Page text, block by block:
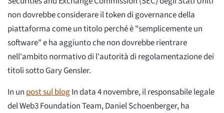
non dovrebbe considerare il token di governance della
piattaforma come un titolo perché è "semplicemente un
software" e ha aggiunto che non dovrebbe rientrare
nell'ambito normativo di l'autorità di regolamentazione dei
titoli sotto Gary Gensler.
In un post sul blogIn data 4 novembre, il responsabile legale
del Web3 Foundation Team, Daniel Schoenberger, ha